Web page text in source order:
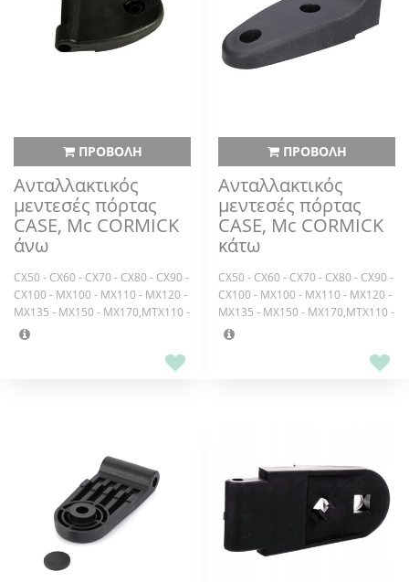
ΠΡΟΒΟΛΗ
Ανταλλακτικός
μεντεσές πόρτας
CASE, Mc CORMICK
άνω
CX50 - CX60 - CX70 - CX80 - CX90 -
CX100 - MX100 - MX110 - MX120 -
MX135 - MX150 - MX170,MTX110 -
MTX120 - MTX125 - MTX135 -
ΠΡΟΒΟΛΗ
Ανταλλακτικός
μεντεσές πόρτας
CASE, Mc CORMICK
κάτω
CX50 - CX60 - CX70 - CX80 - CX90 -
CX100 - MX100 - MX110 - MX120 -
MX135 - MX150 - MX170,MTX110 -
MTX120 - MTX125 - MTX135 -